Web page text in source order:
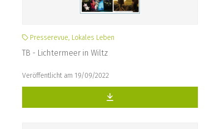
Presserevue, Lokales Leben
TB - Lichtermeer in Wiltz
Veröffentlicht am 19/09/2022